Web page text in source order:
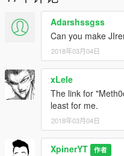
Adarshssgss
Can you make
2018年03月04日
xLele
The link for
least for me.
2018年03月04日
XpinerYT 作者